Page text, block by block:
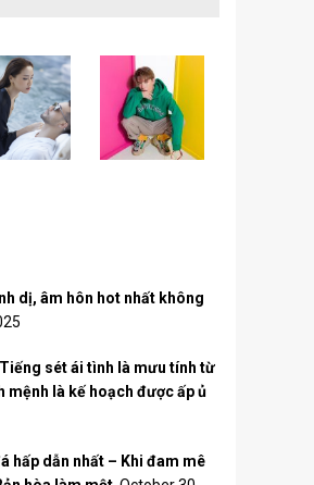
dị, âm hôn hot nhất không
Tiếng sét ái tình là mưu tính từ
mệnh là kế hoạch được ấp ủ
hấp dẫn nhất – Khi đam mê